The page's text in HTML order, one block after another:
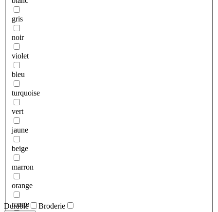
gris
noir
violet
bleu
turquoise
vert
jaune
beige
marron
orange
rouge
Durable Broderie